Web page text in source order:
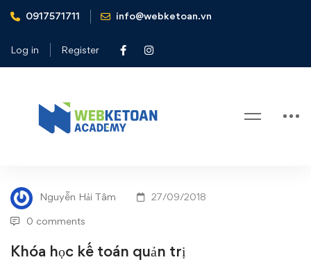
0917571711 info@webketoan.vn
Log in Register
Home Tin tức - Sự kiện Khóa học kế toán quản trị
Blog
học
kế
toán
Nguyễn Hải Tâm 27/09/2018
0 comments
Khóa học kế toán quản trị